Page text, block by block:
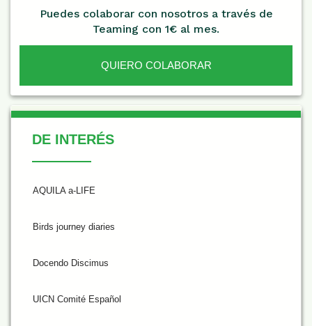
Puedes colaborar con nosotros a través de
Teaming con 1€ al mes.
QUIERO COLABORAR
De Interés
DE INTERÉS
AQUILA a-LIFE
Birds journey diaries
Docendo Discimus
UICN Comité Español